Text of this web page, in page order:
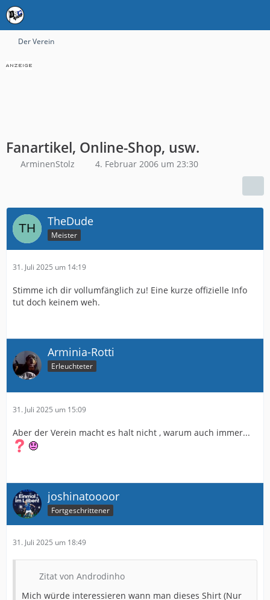
Der Verein
Fanartikel, Online-Shop, usw.
ArminenStolz 4. Februar 2006 um 23:30
TheDude
Meister
31. Juli 2025 um 14:19
Stimme ich dir vollumfänglich zu! Eine kurze offizielle Info
tut doch keinem weh.
Arminia-Rotti
Erleuchteter
31. Juli 2025 um 15:09
Aber der Verein macht es halt nicht , warum auch immer...
joshinatoooor
Fortgeschrittener
31. Juli 2025 um 18:49
Zitat von Androdinho
Mich würde interessieren wann man dieses Shirt (Nur